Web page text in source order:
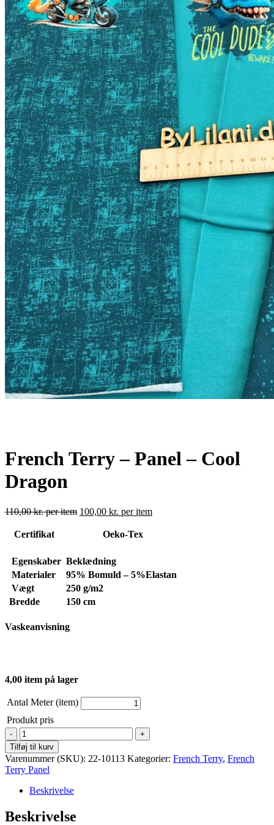
French Terry – Panel – Cool
Dragon
110,00kr.per item 100,00 kr. per item
Certifikat Oeko-Tex
Egenskaber Beklædning
Materialer
95% Bomuld – 5%Elastan
Vægt
250 g/m2
Bredde
150 cm
Vaskeanvisning
4,00 item på lager
Antal Meter (item)
Produkt pris
French
Terry
-
Panel
-
Cool
Dragon
antal
Tilføj til kurv
Varenummer (SKU): 22-10113 Kategorier: French Terry, French
Terry Panel
Beskrivelse
Beskrivelse